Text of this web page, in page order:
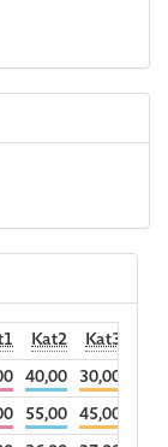
Kat2 Kat3
40,00 30,00
55,00 45,00